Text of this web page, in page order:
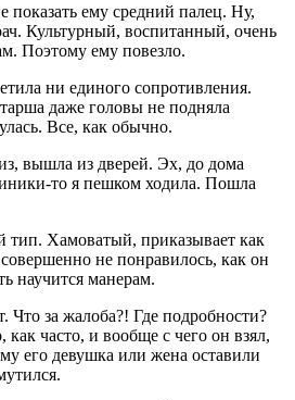
показать ему средний палец. Ну,
Культурный, воспитанный, очень
Поэтому ему повезло.
ни единого сопротивления.
даже головы не подняла
Все, как обычно.
вышла из дверей. Эх, до дома
то я пешком ходила. Пошла
тип. Хамоватый, приказывает как
не понравилось, как он
научится манерам.
за жалоба?! Где подробности?
часто, и вообще с чего он взял,
его девушка или жена оставили